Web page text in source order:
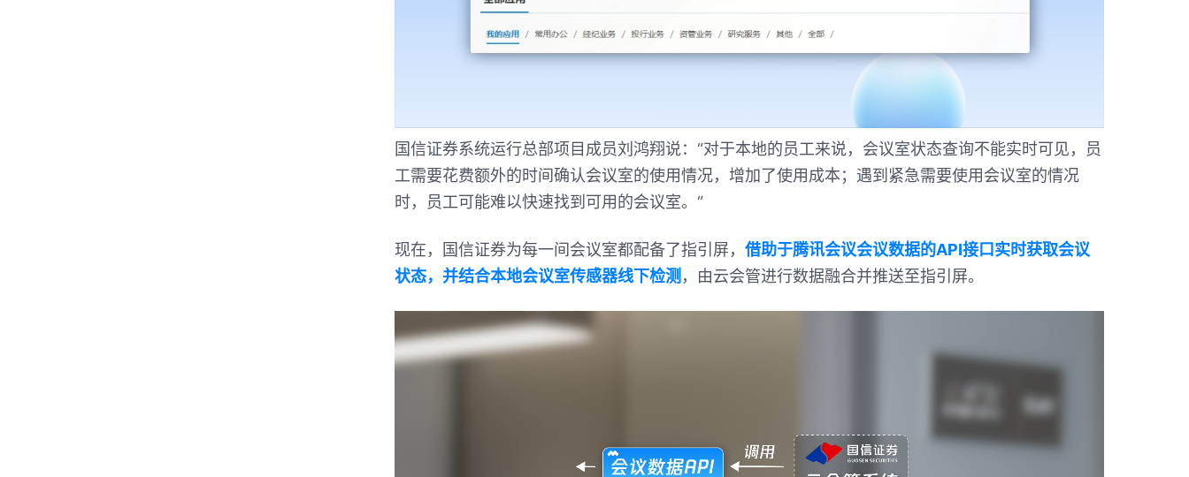
国信证券系统运行总部项目成员刘鸿翔说：“对于本地的员工来说，会议室状态查询不能实时可见，员
工需要花费额外的时间确认会议室的使用情况，增加了使用成本；遇到紧急需要使用会议室的情况
时，员工可能难以快速找到可用的会议室。“
现在，国信证券为每一间会议室都配备了指引屏， 借助于腾讯会议会议数据的API接口实时获取会议
状态，并结合本地会议室传感器线下检测 ，由云会管进行数据融合并推送至指引屏。